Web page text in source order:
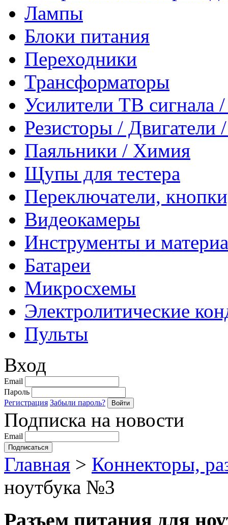
Лампы
Блоки питания
Переходники
Трансформаторы
Усилители ТВ сигнала
Резисторы /
Паяльники / Химия
Щупы для тестера
Переключатели,
Видеокамеры
Инструменты и
Батареи
Микросхемы
Электролитические
Пульты
Вход
Email
Пароль
Регистрация Забыли пароль?
Подписка на новости
Email
Главная > Коннекторы,
ноутбука №3
Разъем питания для